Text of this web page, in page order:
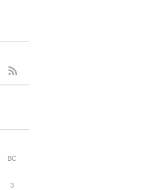
ВС
3